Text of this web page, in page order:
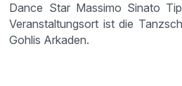
Dance Star Massimo Sinato
Veranstaltungsort ist die
Gohlis Arkaden.